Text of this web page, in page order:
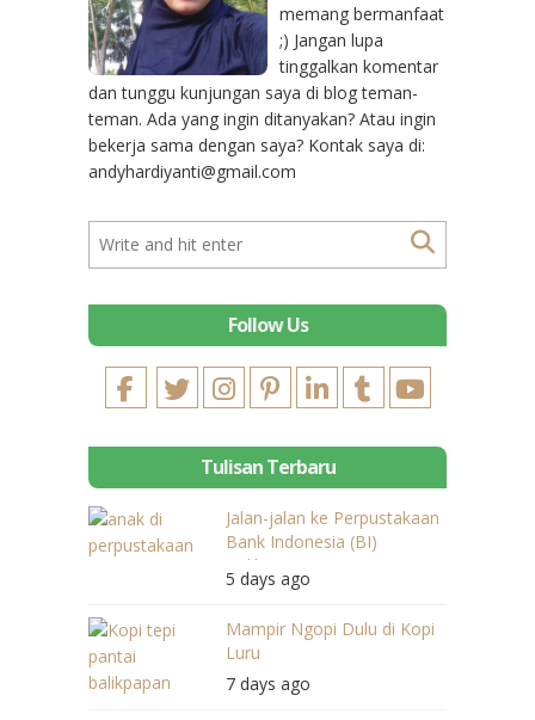
memang bermanfaat
;) Jangan lupa
tinggalkan komentar
dan tunggu kunjungan saya di blog teman-
teman. Ada yang ingin ditanyakan? Atau ingin
bekerja sama dengan saya? Kontak saya di:
andyhardiyanti@gmail.com
Follow Us
Tulisan Terbaru
Jalan-jalan ke Perpustakaan
Bank Indonesia (BI)
Balikpapan
5 days ago
Mampir Ngopi Dulu di Kopi
Luru
7 days ago